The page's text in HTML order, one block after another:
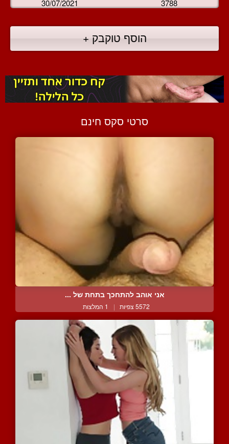
30/07/2021 3788
הוסף טוקבק +
סרטי סקס חינם
אני אוהב להתחכך בתחת של ...
5572 צפיות | 1 המלצות